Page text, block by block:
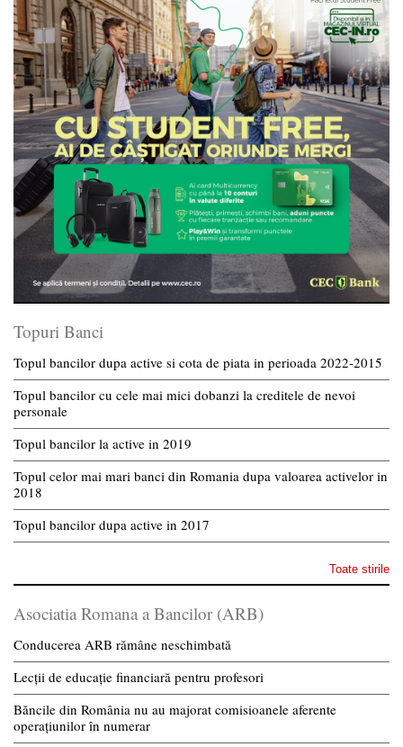
Topuri Banci
Topul bancilor dupa active si cota de piata in perioada 2022-2015
Topul bancilor cu cele mai mici dobanzi la creditele de nevoi
personale
Topul bancilor la active in 2019
Topul celor mai mari banci din Romania dupa valoarea activelor in
2018
Topul bancilor dupa active in 2017
Toate stirile
Asociatia Romana a Bancilor (ARB)
Conducerea ARB rămâne neschimbată
Lecții de educație financiară pentru profesori
Băncile din România nu au majorat comisioanele aferente
operațiunilor în numerar